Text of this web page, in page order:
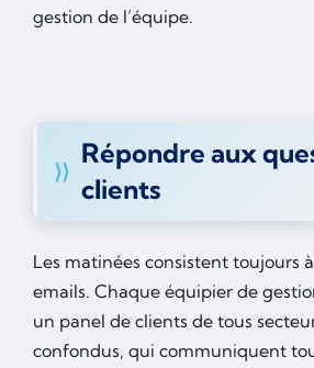
gestion de l’équipe.
Répondre aux
clients
Les matinées consistent toujours
emails. Chaque équipier de
un panel de clients de tous
confondus, qui communiquent